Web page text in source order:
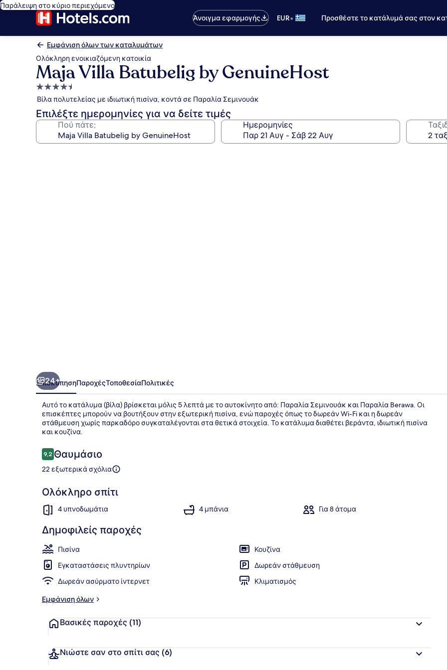
Παράλειψη στο κύριο περιεχόμενο
Άνοιγμα εφαρμογής
EUR• Προσθέστε το κατάλυμά σας στον
Εμφάνιση όλων των καταλυμάτων
Ολόκληρη ενοικιαζόμενη κατοικία
Maja Villa Batubelig by GenuineHost
Κατάλυμα
με
4.5
αστέρια
Βίλα πολυτελείας με ιδιωτική πισίνα, κοντά σε Παραλία Σεμινουάκ
Επιλέξτε ημερομηνίες για να δείτε τιμές
Πού πάτε; Ημερομηνίες
24+
ΕπισκόπησηΠαροχέςΤοποθεσίαΠολιτικές
Αυτό το κατάλυμα (βίλα) βρίσκεται μόλις 5 λεπτά με το αυτοκίνητο από: Παραλία Σεμινουάκ και Παραλία Berawa. Οι
επισκέπτες μπορούν να βουτήξουν στην εξωτερική πισίνα, ενώ παροχές όπως το δωρεάν Wi-Fi και η δωρεάν
στάθμευση χωρίς παρκαδόρο συγκαταλέγονται στα θετικά στοιχεία. Το κατάλυμα διαθέτει βεράντα, ιδιωτική πισίνα
και κουζίνα.
Σχόλια
9,29,2 στα 10
Θαυμάσιο
22 εξωτερικά σχόλια
Ολόκληρο σπίτι
4 υπνοδωμάτια 4 μπάνια Για 8 άτομα
Δημοφιλείς παροχές
Πισίνα
Κουζίνα
Εγκαταστάσεις πλυντηρίων
Δωρεάν στάθμευση
Δωρεάν ασύρματο ίντερνετ
Κλιματισμός
Εμφάνιση όλων
Βασικές παροχές (11)
Νιώστε σαν στο σπίτι σας (6)